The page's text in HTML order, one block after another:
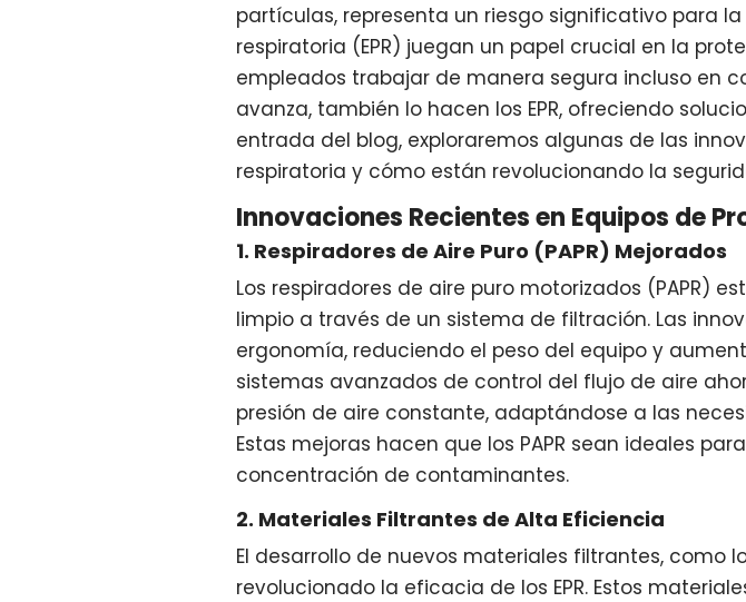
partículas, representa un riesgo significativo para
respiratoria (EPR) juegan un papel crucial en la
empleados trabajar de manera segura incluso en
avanza, también lo hacen los EPR, ofreciendo
entrada del blog, exploraremos algunas de las
respiratoria y cómo están revolucionando la
Innovaciones Recientes en Equipos de
1. Respiradores de Aire Puro (PAPR) Mejorados
Los respiradores de aire puro motorizados (PAPR)
limpio a través de un sistema de filtración. Las
ergonomía, reduciendo el peso del equipo y
sistemas avanzados de control del flujo de aire
presión de aire constante, adaptándose a las
Estas mejoras hacen que los PAPR sean ideales
concentración de contaminantes.
2. Materiales Filtrantes de Alta Eficiencia
El desarrollo de nuevos materiales filtrantes, como
revolucionado la eficacia de los EPR. Estos